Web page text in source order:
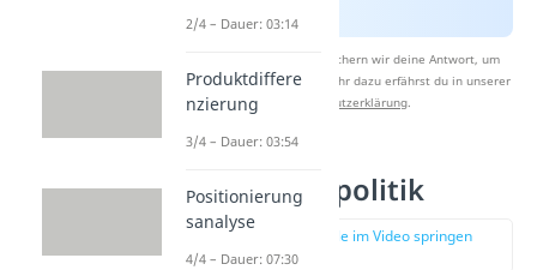
Nach Beantwortung speichern wir deine Antwort, um
Studyflix zu verbessern. Mehr dazu erfährst du in unserer
Datenschutzerklärung
Sortimentspolitik
zur Stelle im Video springen
(01:54)
2/4 – Dauer: 03:14
Produktdiffere
nzierung
3/4 – Dauer: 03:54
Positionierung
sanalyse
4/4 – Dauer: 07:30